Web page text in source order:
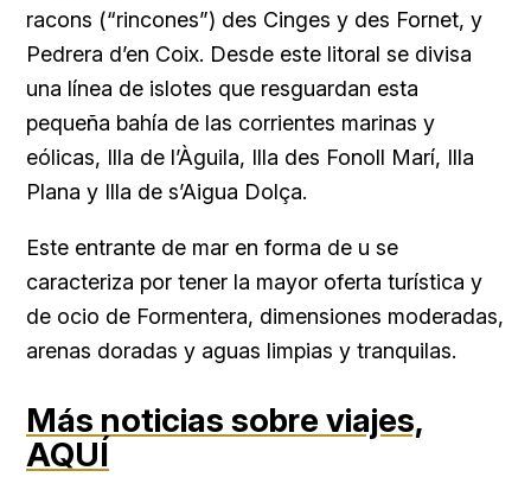
racons (“rincones”) des Cinges y des Fornet, y
Pedrera d’en Coix. Desde este litoral se divisa
una línea de islotes que resguardan esta
pequeña bahía de las corrientes marinas y
eólicas, Illa de l’Àguila, Illa des Fonoll Marí, Illa
Plana y Illa de s’Aigua Dolça.
Este entrante de mar en forma de u se
caracteriza por tener la mayor oferta turística y
de ocio de Formentera, dimensiones moderadas,
arenas doradas y aguas limpias y tranquilas.
Más noticias sobre viajes,
AQUÍ